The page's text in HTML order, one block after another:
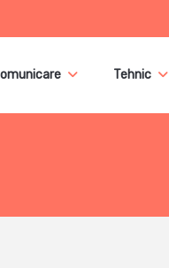
Tehnic